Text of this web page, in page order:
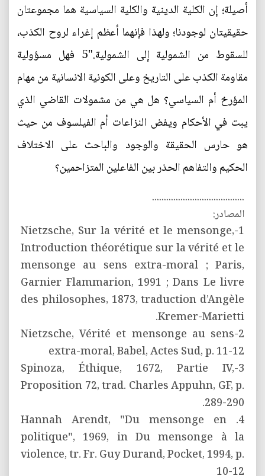
أصيلة؛ إن الكلية الدينية والكلية السياسية هما مجموعتان
حقيقيتان لوجودنا؛ ولهذا فإنهما أعظم إغراء لروح الكذب،
للسقوط من الشمولية إلى الشمولية."5 فهل مسؤولية
مقاومة الكذب على التاريخ وعلى الكونية الانسانية من مهام
المؤرخ أم السياسي؟ هل هي من مشمولات القاضي الذي
يبت في الأحكام ويفض النزاعات أم الفيلسوف من حيث
هو حارس الحقيقة والوجود والباحث على الاختلاف
الحكيم والتفاهم الحذر بين الفاعلين المتزاحمين؟
.......................................
المصادر:
1-Nietzsche, Sur la vérité et le mensonge,
Introduction théorétique sur la vérité et le
mensonge au sens extra-moral ; Paris,
Garnier Flammarion, 1991 ; Dans Le livre
des philosophes, 1873, traduction d’Angèle
Kremer-Marietti.
2-Nietzsche, Vérité et mensonge au sens
extra-moral, Babel, Actes Sud, p. 11-12
3-Spinoza, Éthique, 1672, Partie IV,
Proposition 72, trad. Charles Appuhn, GF, p.
289-290.
4. Hannah Arendt, "Du mensonge en
politique", 1969, in Du mensonge à la
violence, tr. Fr. Guy Durand, Pocket, 1994, p.